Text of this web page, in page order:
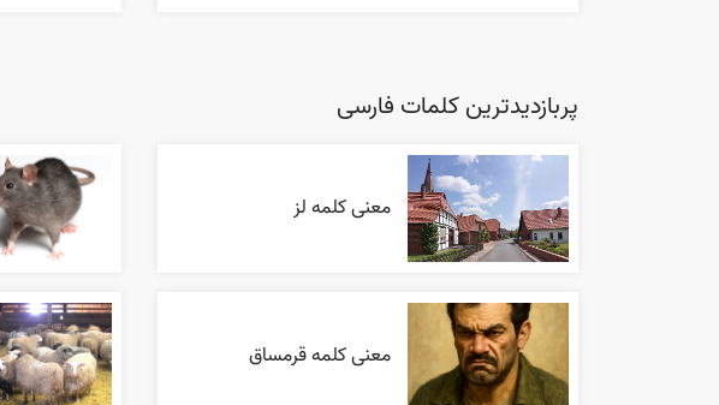
پربازدیدترین کلمات فارسی
معنی کلمه لز
معنی کلمه قرمساق